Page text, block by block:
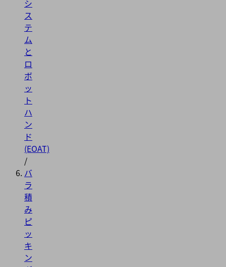
シ
ス
テ
ム
と
ロ
ボ
ッ
ト
ハ
ン
ド
(EOAT)
/
バ
ラ
積
み
ピ
ッ
キ
ン